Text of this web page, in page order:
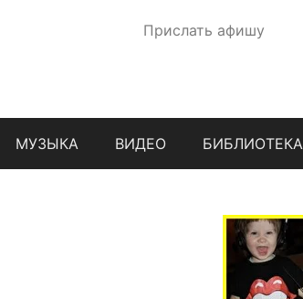
Прислать афишу
МУЗЫКА ВИДЕО БИБЛИОТЕКА